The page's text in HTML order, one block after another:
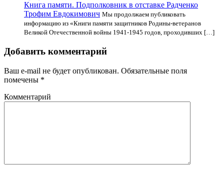
Книга памяти. Подполковник в отставке Радченко
Трофим Евдокимович Мы продолжаем публиковать
информацию из «Книги памяти защитников Родины-ветеранов
Великой Отечественной войны 1941-1945 годов, проходивших […]
Добавить комментарий
Ваш e-mail не будет опубликован. Обязательные поля
помечены *
Комментарий